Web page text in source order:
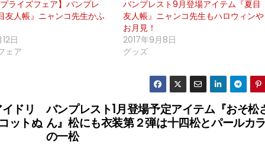
ライズフェア】バンプレ
友人帳』ニャンコ先生かふ
日
ェア
バンプレスト9月登場アイテム『夏目
友人帳』ニャンコ先生もハロウィンや
お月見！
2017年9月8日
グッズ
バンプレスト1月登場予定アイテム『おそ松
ん』松にも衣装第２弾は十四松とパールカ
の一松
ドリ
ットぬ